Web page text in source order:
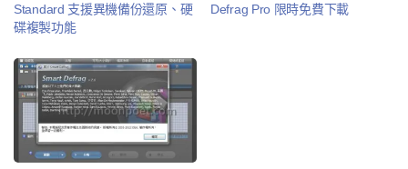
Standard 支援異機備份還原、硬
碟複製功能
Defrag Pro 限時免費下載